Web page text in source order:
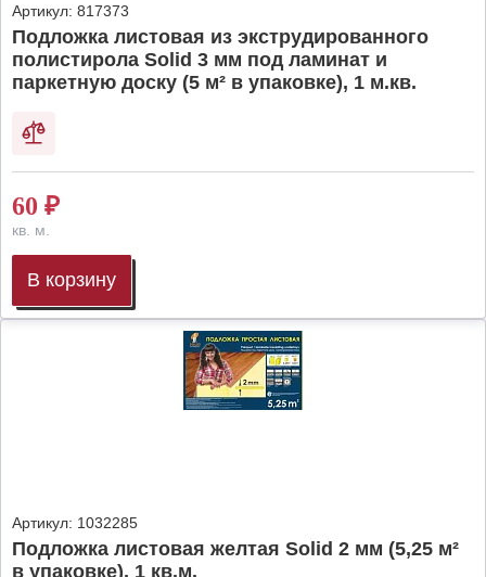
Артикул: 817373
Подложка листовая из экструдированного
полистирола Solid 3 мм под ламинат и
паркетную доску (5 м² в упаковке), 1 м.кв.
60 ₽
кв. м.
В корзину
Артикул: 1032285
Подложка листовая желтая Solid 2 мм (5,25 м²
в упаковке), 1 кв.м.